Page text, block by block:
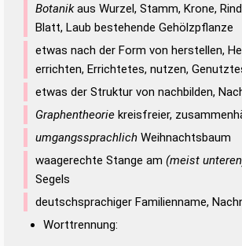
Botanikaus Wurzel, Stamm, Krone,
Blatt, Laub bestehende Gehölzpflanze
etwas nach der Form von herstellen,
errichten, Errichtetes, nutzen,
etwas der Struktur von nachbilden,
Graphentheorie kreisfreier,
umgangssprachlich Weihnachtsbaum
waagerechte Stange am (meist
Segels
deutschsprachiger Familienname,
Worttrennung: